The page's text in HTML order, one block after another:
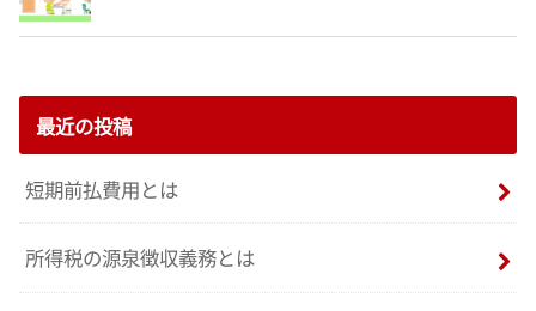
最近の投稿
短期前払費用とは
所得税の源泉徴収義務とは